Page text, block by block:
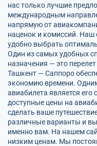
нас только лучшие
международным
напрямую от
наценок и комиссий. Наш
удобно выбрать
Один из самых удобных
назначения — это
Ташкент — Саппоро
экономию времени.
авиабилета является
доступные цены на
сделать ваше
различные варианты и
именно вам. На нашем
низким ценам. Мы